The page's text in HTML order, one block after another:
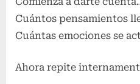
Cuántos pensamientos
Cuántas emociones se
Ahora repite